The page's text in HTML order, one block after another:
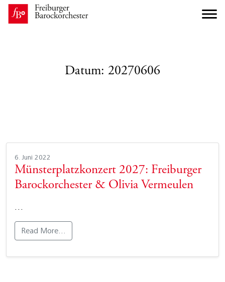
Datum: 20270606
6. Juni 2022
Münsterplatzkonzert 2027: Freiburger
Barockorchester & Olivia Vermeulen
…
Read More…